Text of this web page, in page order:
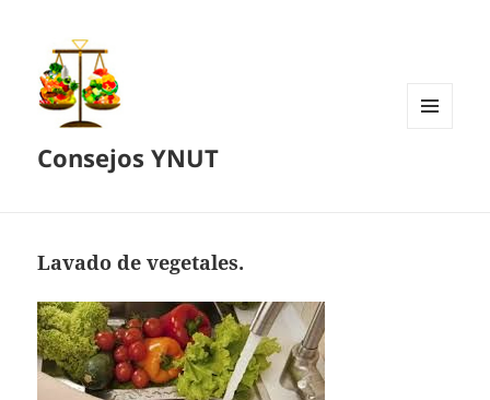
Consejos YNUT
Lavado de vegetales.